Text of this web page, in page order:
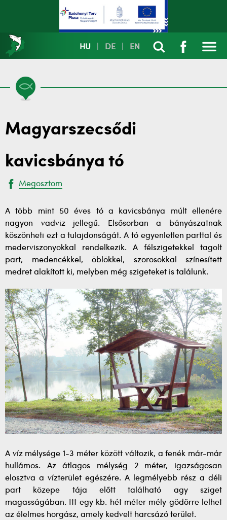
HU DE EN
Magyarszecsődi
kavicsbánya tó
Megosztom
A több mint 50 éves tó a kavicsbánya múlt ellenére
nagyon vadviz jellegű. Elsősorban a bányászatnak
köszönheti ezt a tulajdonságát. A tó egyenletlen parttal és
mederviszonyokkal rendelkezik. A félszigetekkel tagolt
part, medencékkel, öblökkel, szorosokkal színesített
medret alakított ki, melyben még szigeteket is találunk.
A víz mélysége 1-3 méter között változik, a fenék már-már
hullámos. Az átlagos mélység 2 méter, igazságosan
elosztva a vízterület egészére. A legmélyebb rész a déli
part közepe tája előtt található agy sziget
magasságában. Itt egy kb. hét méter mély gödörre lelhet
az élelmes horgász, amely kedvelt harcsázó terület.